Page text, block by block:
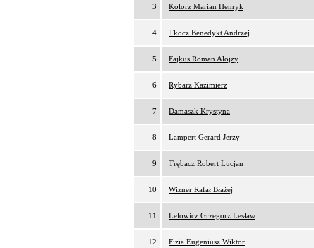
3 Kolorz Marian Henryk
4 Tkocz Benedykt Andrzej
5 Fajkus Roman Alojzy
6 Rybarz Kazimierz
7 Damaszk Krystyna
8 Lampert Gerard Jerzy
9 Trębacz Robert Lucjan
10 Wizner Rafał Błażej
11 Lelowicz Grzegorz Lesław
12 Fizia Eugeniusz Wiktor